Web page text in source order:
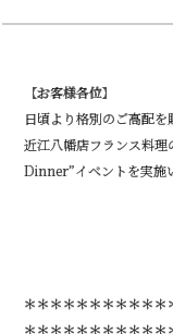
【お客様各位】
日頃より格別のご高配を
近江八幡店フランス料
Dinner”イベントを実施
＊＊＊＊＊＊＊＊＊＊
＊＊＊＊＊＊＊＊＊＊